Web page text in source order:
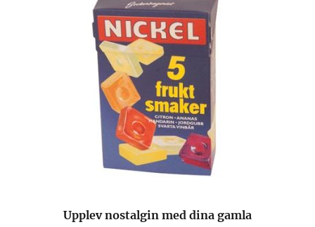
Upplev nostalgin med dina gamla